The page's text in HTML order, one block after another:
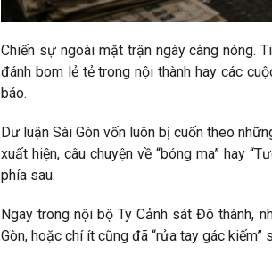
Chiến sự ngoài mặt trận ngày càng nóng.
đánh bom lẻ tẻ trong nội thành hay các
báo.
Dư luận Sài Gòn vốn luôn bị cuốn theo
xuất hiện, câu chuyện về “bóng ma” hay
phía sau.
Ngay trong nội bộ Ty Cảnh sát Đô thành,
Gòn, hoặc chí ít cũng đã “rửa tay gác kiếm”